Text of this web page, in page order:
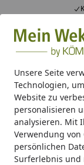
Unsere Seite
Technologien,
Website zu
personalisieren
analysieren. Mit
Verwendung
persönlichen
Surferlebnis und
Alle Produkte
Mein Konto
Suchen
Startseite
Gesucht: